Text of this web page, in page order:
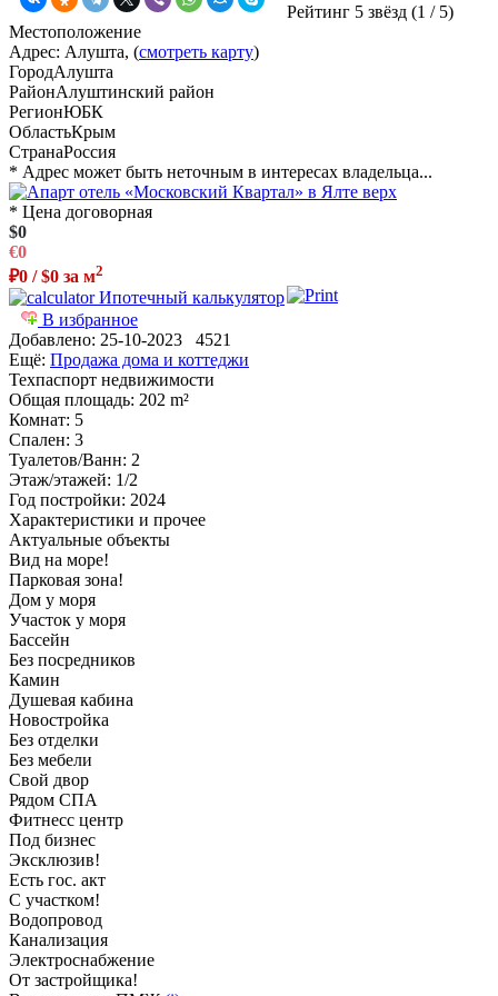
Рейтинг 5 звёзд (1 / 5)
Местоположение
Адрес: Алушта, (смотреть карту)
ГородАлушта
РайонАлуштинский район
РегионЮБК
ОбластьКрым
СтранаРоссия
* Адрес может быть неточным в интересах владельца...
* Цена договорная
$0
€0
₽0 / $0 за м2
Ипотечный калькулятор
В избранное
Добавлено: 25-10-2023 4521
Ещё: Продажа дома и коттеджи
Техпаспорт недвижимости
Общая площадь: 202 m²
Комнат: 5
Спален: 3
Туалетов/Ванн: 2
Этаж/этажей: 1/2
Год постройки: 2024
Характеристики и прочее
Актуальные объекты
Вид на море!
Парковая зона!
Дом у моря
Участок у моря
Бассейн
Без посредников
Камин
Душевая кабина
Новостройка
Без отделки
Без мебели
Свой двор
Рядом СПА
Фитнесс центр
Под бизнес
Эксклюзив!
Есть гос. акт
С участком!
Водопровод
Канализация
Электроснабжение
От застройщика!